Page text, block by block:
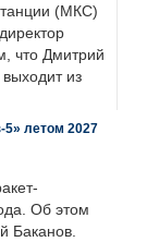
(МКС)
что Дмитрий
из
5» летом 2027
Об этом
Баканов.